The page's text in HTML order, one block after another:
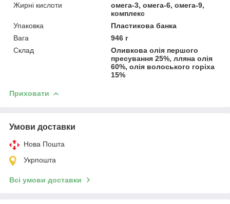
Жирні кислоти
омега-3, омега-6, омега-9,
комплекс
Упаковка
Пластикова банка
Вага
946 г
Склад
Оливкова олія першого
пресування 25%, лляна олія
60%, олія волоського горіха
15%
Приховати
Умови доставки
Нова Пошта
Укрпошта
Всі умови доставки